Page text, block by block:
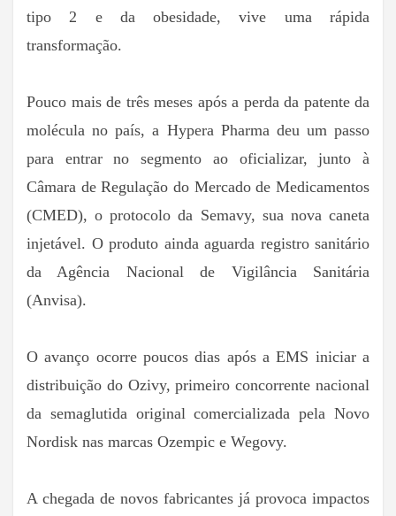
tipo 2 e da obesidade, vive uma rápida
transformação.
Pouco mais de três meses após a perda da patente da
molécula no país, a Hypera Pharma deu um passo
para entrar no segmento ao oficializar, junto à
Câmara de Regulação do Mercado de Medicamentos
(CMED), o protocolo da Semavy, sua nova caneta
injetável. O produto ainda aguarda registro sanitário
da Agência Nacional de Vigilância Sanitária
(Anvisa).
O avanço ocorre poucos dias após a EMS iniciar a
distribuição do Ozivy, primeiro concorrente nacional
da semaglutida original comercializada pela Novo
Nordisk nas marcas Ozempic e Wegovy.
A chegada de novos fabricantes já provoca impactos